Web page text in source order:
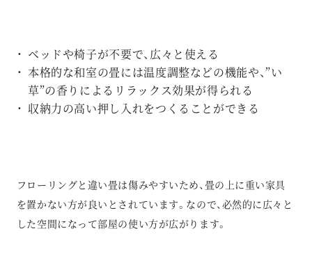
ベッドや椅子が不要で、広々と使える
本格的な和室の畳には温度調整などの機能や、”い
草”の香りによるリラックス効果が得られる
収納力の高い押し入れをつくることができる
フローリングと違い畳は傷みやすいため、畳の上に重い家具
を置かない方が良いとされています。なので、必然的に広々と
した空間になって部屋の使い方が広がります。